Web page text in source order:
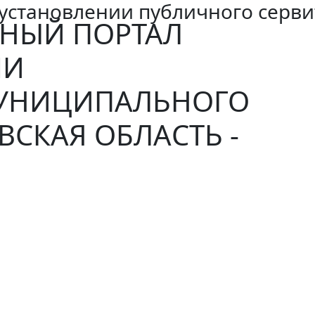
ПОРТАЛ
ОБЛАСТЬ -
публичного